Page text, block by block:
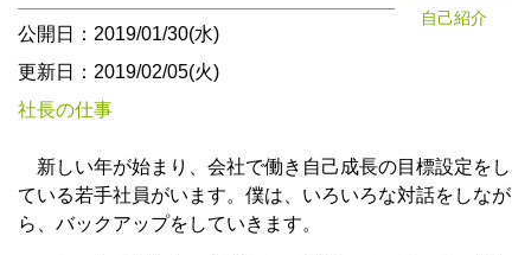
自己紹介
公開日：2019/01/30(水)
更新日：2019/02/05(火)
社長の仕事
新しい年が始まり、会社で働き自己成長の目標設定をし
ている若手社員がいます。僕は、いろいろな対話をしなが
ら、バックアップをしていきます。